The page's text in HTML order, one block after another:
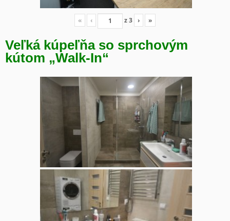
« ‹ z3 › »
Veľká kúpeľňa so sprchovým
kútom „Walk-In“